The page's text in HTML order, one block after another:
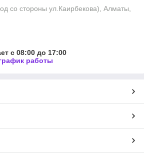
со стороны ул.Каирбекова), Алматы,
с 08:00 до 17:00
работы